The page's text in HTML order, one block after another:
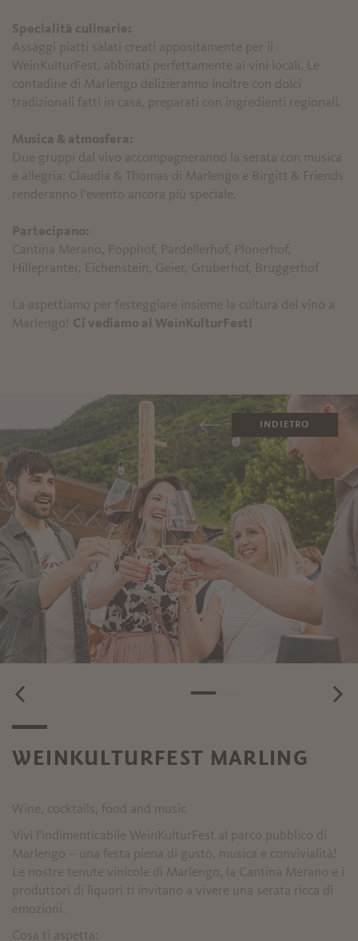
Specialità culinarie:
Assaggi piatti salati creati appositamente per il
WeinKulturFest, abbinati perfettamente ai vini locali. Le
contadine di Marlengo delizieranno inoltre con dolci
tradizionali fatti in casa, preparati con ingredienti regionali.
Musica & atmosfera:
Due gruppi dal vivo accompagneranno la serata con musica
e allegria: Claudia & Thomas di Marlengo e Birgitt & Friends
renderanno l’evento ancora più speciale.
Partecipano:
Cantina Merano, Popphof, Pardellerhof, Plonerhof,
Hillepranter, Eichenstein, Geier, Gruberhof, Bruggerhof
La aspettiamo per festeggiare insieme la cultura del vino a
Marlengo! Ci vediamo al WeinKulturFest!
INDIETRO
WEINKULTURFEST MARLING
Wine, cocktails, food and music
Vivi l'indimenticabile WeinKulturFest al parco pubblico di
Marlengo – una festa piena di gusto, musica e convivialità!
Le nostre tenute vinicole di Marlengo, la Cantina Merano e i
produttori di liquori ti invitano a vivere una serata ricca di
emozioni.
Cosa ti aspetta: